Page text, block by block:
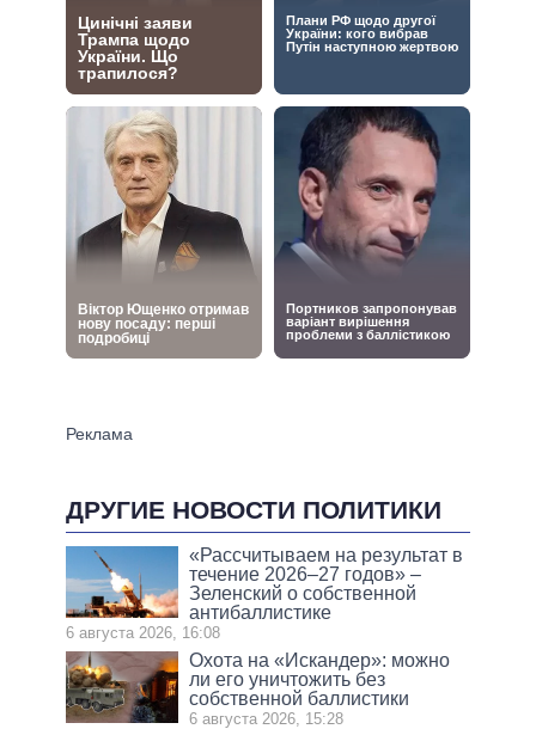
ДРУГИЕ НОВОСТИ ПОЛИТИКИ
«Рассчитываем на результат в
течение 2026–27 годов» –
Зеленский о собственной
антибаллистике
6 августа 2026, 16:08
Охота на «Искандер»: можно
ли его уничтожить без
собственной баллистики
6 августа 2026, 15:28